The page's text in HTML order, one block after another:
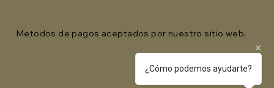
Metodos de pagos aceptados por nuestro sitio web.
¿Cómo podemos ayudarte?